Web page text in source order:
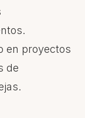
en proyectos
de